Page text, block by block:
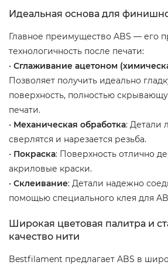
Идеальная основа для
Главное преимущество ABS — его
технологичность после печати:
• Сглаживание ацетоном
Позволяет получить идеально
поверхность, полностью
печати.
• Механическая обработка: Детали
сверлятся и нарезается резьба.
• Покраска: Поверхность отлично
акриловые краски.
• Склеивание: Детали надежно
помощью специального клея для
Широкая цветовая палитра и
качество нити
Bestfilament предлагает ABS в